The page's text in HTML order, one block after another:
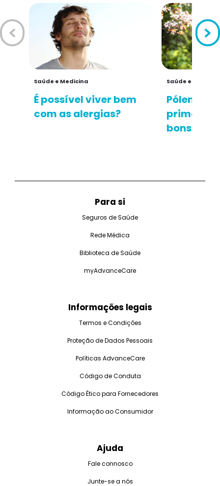
Saúde e Medicina
É possível viver bem
com as alergias?
Saúde e
Pólenes,
bons
Para si
Seguros de Saúde
Rede Médica
Biblioteca de Saúde
myAdvanceCare
Informações legais
Termos e Condições
Proteção de Dados Pessoais
Políticas AdvanceCare
Código de Conduta
Código Ético para Fornecedores
Informação ao Consumidor
Ajuda
Fale connosco
Junte-se a nós